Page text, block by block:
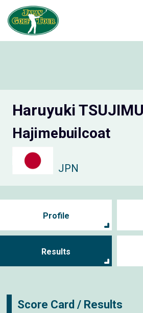
Haruyuki
Hajimebuilcoat
JPN
Profile
Results
Score Card / Results